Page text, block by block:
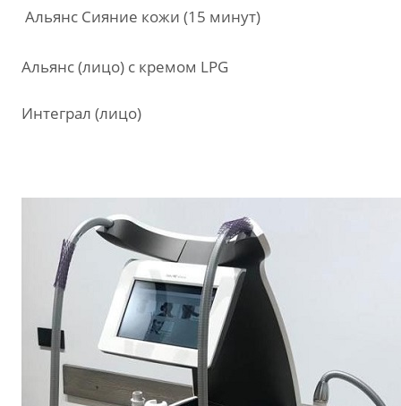
Альянс Сияние кожи (15 минут)
Альянс (лицо) с кремом LPG
Интеграл (лицо)